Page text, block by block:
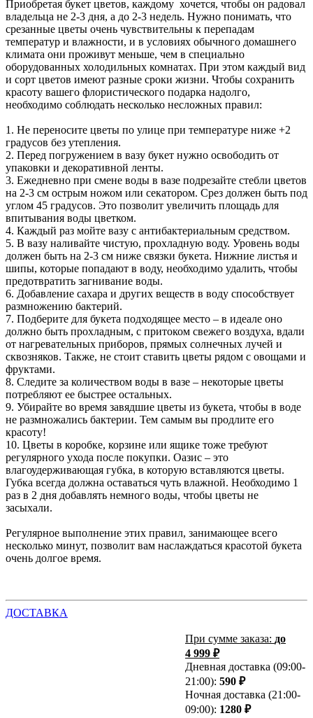
Приобретая букет цветов, каждому хочется, чтобы он радовал
владельца не 2-3 дня, а до 2-3 недель. Нужно понимать, что
срезанные цветы очень чувствительны к перепадам
температур и влажности, и в условиях обычного домашнего
климата они проживут меньше, чем в специально
оборудованных холодильных комнатах. При этом каждый вид
и сорт цветов имеют разные сроки жизни. Чтобы сохранить
красоту вашего флористического подарка надолго,
необходимо соблюдать несколько несложных правил:
1. Не переносите цветы по улице при температуре ниже +2
градусов без утепления.
2. Перед погружением в вазу букет нужно освободить от
упаковки и декоративной ленты.
3. Ежедневно при смене воды в вазе подрезайте стебли цветов
на 2-3 см острым ножом или секатором. Срез должен быть под
углом 45 градусов. Это позволит увеличить площадь для
впитывания воды цветком.
4. Каждый раз мойте вазу с антибактериальным средством.
5. В вазу наливайте чистую, прохладную воду. Уровень воды
должен быть на 2-3 см ниже связки букета. Нижние листья и
шипы, которые попадают в воду, необходимо удалить, чтобы
предотвратить загнивание воды.
6. Добавление сахара и других веществ в воду способствует
размножению бактерий.
7. Подберите для букета подходящее место – в идеале оно
должно быть прохладным, с притоком свежего воздуха, вдали
от нагревательных приборов, прямых солнечных лучей и
сквозняков. Также, не стоит ставить цветы рядом с овощами и
фруктами.
8. Следите за количеством воды в вазе – некоторые цветы
потребляют ее быстрее остальных.
9. Убирайте во время завядшие цветы из букета, чтобы в воде
не размножались бактерии. Тем самым вы продлите его
красоту!
10. Цветы в коробке, корзине или ящике тоже требуют
регулярного ухода после покупки. Оазис – это
влагоудерживающая губка, в которую вставляются цветы.
Губка всегда должна оставаться чуть влажной. Необходимо 1
раз в 2 дня добавлять немного воды, чтобы цветы не
засыхали.
Регулярное выполнение этих правил, занимающее всего
несколько минут, позволит вам наслаждаться красотой букета
очень долгое время.
ДОСТАВКА
При сумме заказа: до
4 999 ₽
Дневная доставка (09:00-
21:00): 590 ₽
Ночная доставка (21:00-
09:00): 1280 ₽